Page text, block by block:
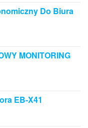
Do Biura
MONITORING
EB-X41